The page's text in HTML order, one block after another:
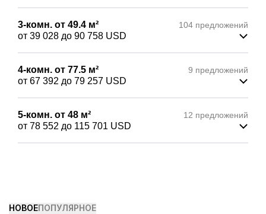
3-комн. от 49.4 м²
от 39 028 до 90 758 USD
104 предложений
4-комн. от 77.5 м²
от 67 392 до 79 257 USD
9 предложений
5-комн. от 48 м²
от 78 552 до 115 701 USD
12 предложений
НОВОЕПОПУЛЯРНОЕ